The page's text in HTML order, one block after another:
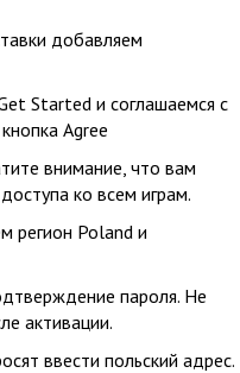
добавляем
Started и соглашаемся с
Agree
внимание, что вам
ко всем играм.
регион Poland и
пароля. Не
активации.
ввести польский адрес.